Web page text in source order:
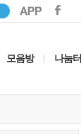
모음방 나눔터